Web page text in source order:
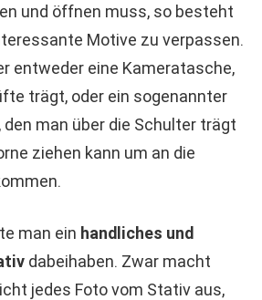
und öffnen muss, so besteht
Motive zu verpassen.
entweder eine Kameratasche,
trägt, oder ein sogenannter
den man über die Schulter trägt
ziehen kann um an die
man ein handliches und
dabeihaben. Zwar macht
jedes Foto vom Stativ aus,